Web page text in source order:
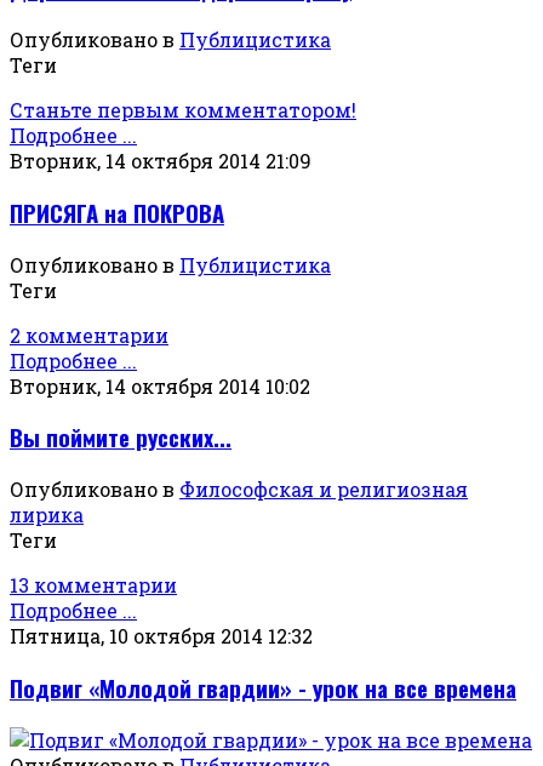
Опубликовано в Публицистика
Теги
Станьте первым комментатором!
Подробнее ...
Вторник, 14 октября 2014 21:09
ПРИСЯГА на ПОКРОВА
Опубликовано в Публицистика
Теги
2 комментарии
Подробнее ...
Вторник, 14 октября 2014 10:02
Вы поймите русских...
Опубликовано в Философская и религиозная
лирика
Теги
13 комментарии
Подробнее ...
Пятница, 10 октября 2014 12:32
Подвиг «Молодой гвардии» - урок на все времена